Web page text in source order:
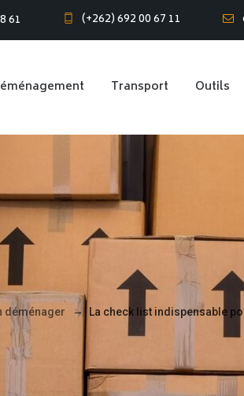
61 (+262) 692 00 67 11
Transport Outils
déménager → La check list indispensable